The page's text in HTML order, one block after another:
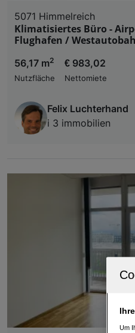
5071 Himmelreich
Klimatisiertes Büro -
Flughafen /
56,17 m2
Nutzfläche
€ 983,02
Nettomiete
Felix Luchterhand
i 3 immobilien
Um